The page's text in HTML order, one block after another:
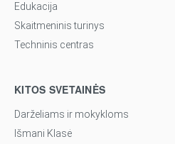
Edukacija
Skaitmeninis turinys
Techninis centras
KITOS SVETAINĖS
Darželiams ir mokykloms
Išmani Klasė